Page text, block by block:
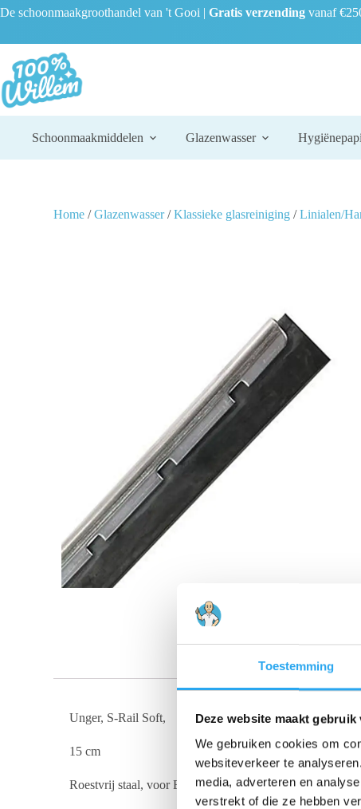
Toestemming
Deze website maakt gebruik
We gebruiken cookies om
websiteverkeer te
media, adverteren en
verstrekt of die ze hebben
De schoonmaakgroothandel van 't Gooi | Gratis verzending vanaf
Schoonmaakmiddelen Glazenwasser
Home /Glazenwasser/Klassieke glasreiniging /Linialen/
Unger, S-Rail Soft,
15 cm
Roestvrij staal, voor ErgoTec S- en Pro-Wisser.